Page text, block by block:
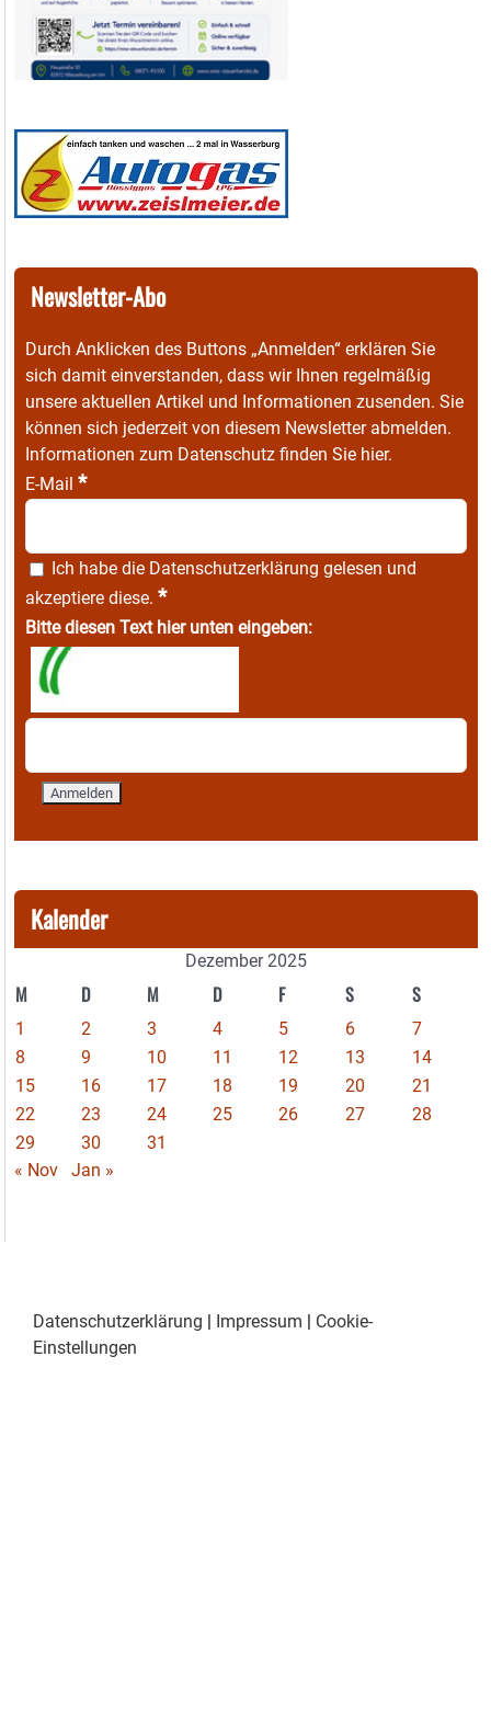
Newsletter-Abo
Durch Anklicken des Buttons „Anmelden“ erklären Sie
sich damit einverstanden, dass wir Ihnen regelmäßig
unsere aktuellen Artikel und Informationen zusenden. Sie
können sich jederzeit von diesem Newsletter abmelden.
Informationen zum Datenschutz finden Sie hier.
E-Mail *
Ich habe die Datenschutzerklärung gelesen und
akzeptiere diese. *
Bitte diesen Text hier unten eingeben:
Kalender
Dezember 2025
M D M D F S S
1 2 3 4 5 6
7
8
9 10 11 12 13
14
15
16 17 18 19 20
21
22
23 24 25 26 27
28
29
30
31
« Nov
Jan »
Datenschutzerklärung Impressum
Cookie-
Einstellungen